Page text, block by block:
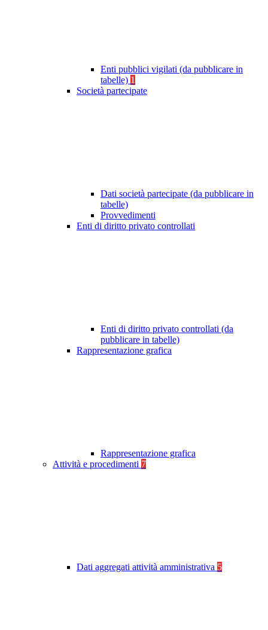
Enti pubblici vigilati (da pubblicare in
tabelle) 1
Società partecipate
Dati società partecipate (da pubblicare in
tabelle)
Provvedimenti
Enti di diritto privato controllati
Enti di diritto privato controllati (da
pubblicare in tabelle)
Rappresentazione grafica
Rappresentazione grafica
Attività e procedimenti 7
Dati aggregati attività amministrativa 5